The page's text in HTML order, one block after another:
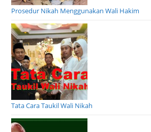
Prosedur Nikah Menggunakan Wali Hakim
Tata Cara Taukil Wali Nikah